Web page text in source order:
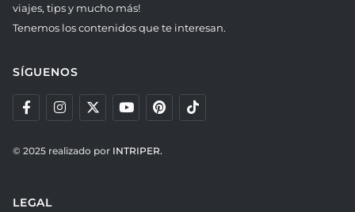
viajes, tips y mucho más!
Tenemos los contenidos que te interesan.
SÍGUENOS
© 2025 realizado por INTRIPER.
LEGAL